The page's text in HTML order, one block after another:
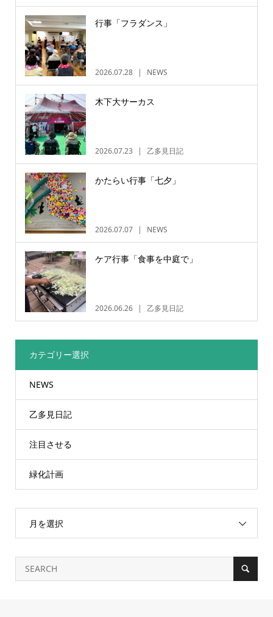
行事「フラダンス」
2026.07.28 NEWS
木下大サーカス
2026.07.23 乙多見日記
かたらい行事「七夕」
2026.07.07 NEWS
ケア行事「食事を中庭で」
2026.06.26 乙多見日記
カテゴリー選択
NEWS
乙多見日記
注目させる
緑化計画
月を選択